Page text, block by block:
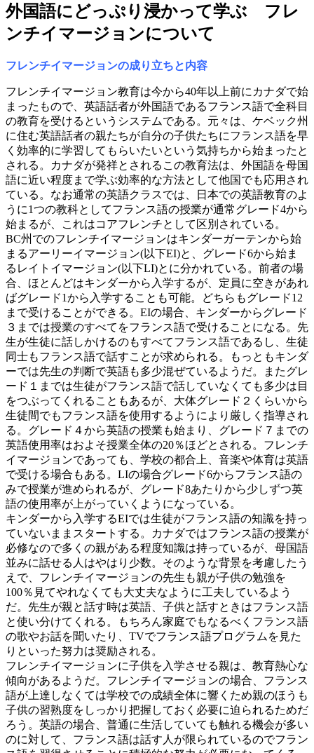
外国語にどっぷり浸かって学ぶ フレ
ンチイマージョンについて
フレンチイマージョンの成り立ちと内容
フレンチイマージョン教育は今から40年以上前にカナダで始
まったもので、英語話者が外国語であるフランス語で全科目
の教育を受けるというシステムである。元々は、ケベック州
に住む英語話者の親たちが自分の子供たちにフランス語を早
く効率的に学習してもらいたいという気持ちから始まったと
される。カナダが発祥とされるこの教育法は、外国語を母国
語に近い程度まで学ぶ効率的な方法として他国でも応用され
ている。なお通常の英語クラスでは、日本での英語教育のよ
うに1つの教科としてフランス語の授業が通常グレード4から
始まるが、これはコアフレンチとして区別されている。
BC州でのフレンチイマージョンはキンダーガーテンから始
まるアーリーイマージョン(以下EI)と、グレード6から始ま
るレイトイマージョン(以下LI)とに分かれている。前者の場
合、ほとんどはキンダーから入学するが、定員に空きがあれ
ばグレード1から入学することも可能。どちらもグレード12
まで受けることができる。EIの場合、キンダーからグレード
３までは授業のすべてをフランス語で受けることになる。先
生が生徒に話しかけるのもすべてフランス語であるし、生徒
同士もフランス語で話すことが求められる。もっともキンダ
ーでは先生の判断で英語も多少混ぜているようだ。またグレ
ード１までは生徒がフランス語で話していなくても多少は目
をつぶってくれることもあるが、大体グレード２くらいから
生徒間でもフランス語を使用するようにより厳しく指導され
る。グレード４から英語の授業も始まり、グレード７までの
英語使用率はおよそ授業全体の20％ほどとされる。フレンチ
イマージョンであっても、学校の都合上、音楽や体育は英語
で受ける場合もある。LIの場合グレード6からフランス語の
みで授業が進められるが、グレード8あたりから少しずつ英
語の使用率が上がっていくようになっている。
キンダーから入学するEIでは生徒がフランス語の知識を持っ
ていないままスタートする。カナダではフランス語の授業が
必修なので多くの親がある程度知識は持っているが、母国語
並みに話せる人はやはり少数。そのような背景を考慮したう
えで、フレンチイマージョンの先生も親が子供の勉強を
100％見てやれなくても大丈夫なように工夫しているよう
だ。先生が親と話す時は英語、子供と話すときはフランス語
と使い分けてくれる。もちろん家庭でもなるべくフランス語
の歌やお話を聞いたり、TVでフランス語プログラムを見た
りといった努力は奨励される。
フレンチイマージョンに子供を入学させる親は、教育熱心な
傾向があるようだ。フレンチイマージョンの場合、フランス
語が上達しなくては学校での成績全体に響くため親のほうも
子供の習熟度をしっかり把握しておく必要に迫られるためだ
ろう。英語の場合、普通に生活していても触れる機会が多い
のに対して、フランス語は話す人が限られているのでフラン